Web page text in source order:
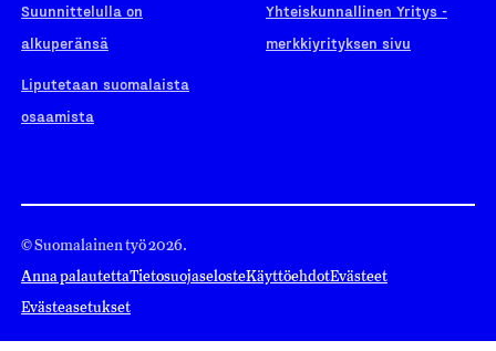
Suunnittelulla on
alkuperänsä
Liputetaan suomalaista
osaamista
Yhteiskunnallinen Yritys -
merkkiyrityksen sivu
© Suomalainen työ 2026.
Anna palautettaTietosuojaselosteKäyttöehdotEvästeet
Evästeasetukset